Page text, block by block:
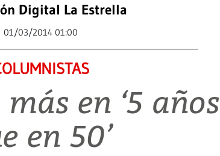
Digital La Estrella
01/03/2014 01:00
en ‘5 años
en 50’